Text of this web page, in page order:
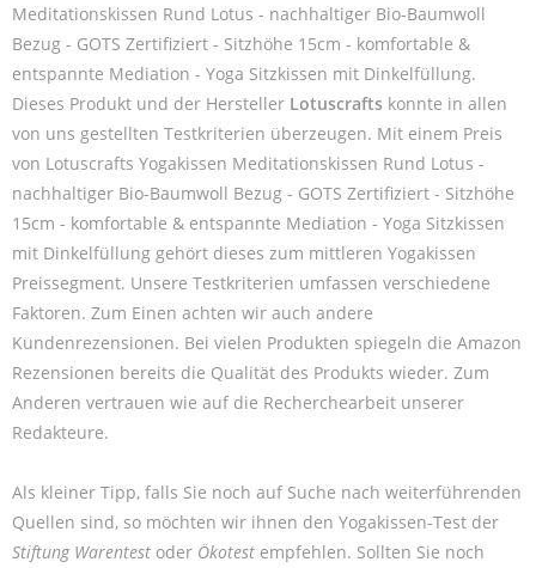
Meditationskissen Rund Lotus - nachhaltiger Bio-Baumwoll
Bezug - GOTS Zertifiziert - Sitzhöhe 15cm - komfortable &
entspannte Mediation - Yoga Sitzkissen mit Dinkelfüllung.
Dieses Produkt und der Hersteller Lotuscrafts konnte in allen
von uns gestellten Testkriterien überzeugen. Mit einem Preis
von Lotuscrafts Yogakissen Meditationskissen Rund Lotus -
nachhaltiger Bio-Baumwoll Bezug - GOTS Zertifiziert - Sitzhöhe
15cm - komfortable & entspannte Mediation - Yoga Sitzkissen
mit Dinkelfüllung gehört dieses zum mittleren Yogakissen
Preissegment. Unsere Testkriterien umfassen verschiedene
Faktoren. Zum Einen achten wir auch andere
Kundenrezensionen. Bei vielen Produkten spiegeln die Amazon
Rezensionen bereits die Qualität des Produkts wieder. Zum
Anderen vertrauen wie auf die Recherchearbeit unserer
Redakteure.
Als kleiner Tipp, falls Sie noch auf Suche nach weiterführenden
Quellen sind, so möchten wir ihnen den Yogakissen-Test der
Stiftung Warentest oder Ökotest empfehlen. Sollten Sie noch